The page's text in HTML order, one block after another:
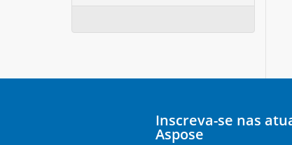
Inscreva-se nas
Aspose